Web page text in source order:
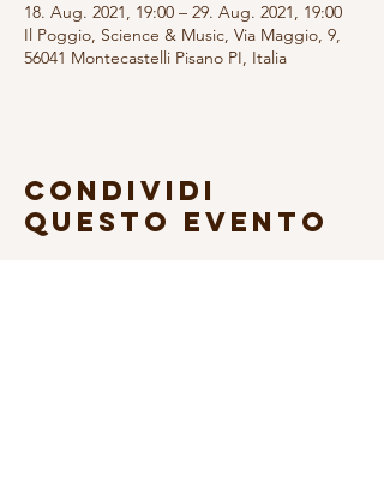
18. Aug. 2021, 19:00 – 29. Aug. 2021, 19:00
Il Poggio, Science & Music, Via Maggio, 9,
56041 Montecastelli Pisano PI, Italia
Condividi
questo evento